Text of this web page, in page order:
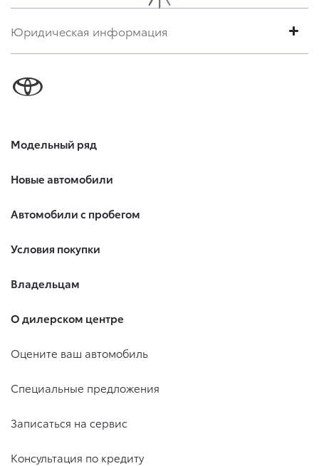
Юридическая информация
Модельный ряд
Новые автомобили
Автомобили с пробегом
Условия покупки
Владельцам
О дилерском центре
Оцените ваш автомобиль
Специальные предложения
Записаться на сервис
Консультация по кредиту